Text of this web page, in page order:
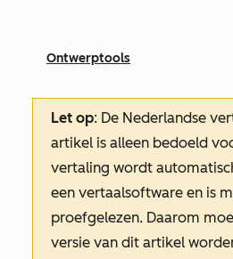
Ontwerptools
Let op: De Nederlandse
artikel is alleen bedoeld
vertaling wordt
een vertaalsoftware en is
proefgelezen. Daarom
versie van dit artikel